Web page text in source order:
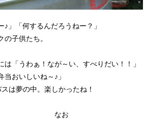
♪」「何するんだろうねー？」
の子供たち。
は「うわぁ！なが～い、すべりだい！！」
おいしいね～♪」
は夢の中。楽しかったね！